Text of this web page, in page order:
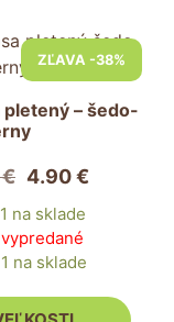
ZĽAVA -38%
– šedo-
€ 4.90€
1 na sklade
vypredané
1 na sklade